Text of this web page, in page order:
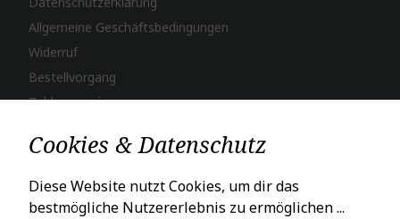
Allgemeine Geschäftsbedingungen
Widerruf
Bestellvorgang
Zahlungsweisen
LADENÖFFNUNGSZEITEN
Cookies & Datenschutz
Diese Website nutzt Cookies, um dir das
bestmögliche Nutzererlebnis zu ermöglichen ...